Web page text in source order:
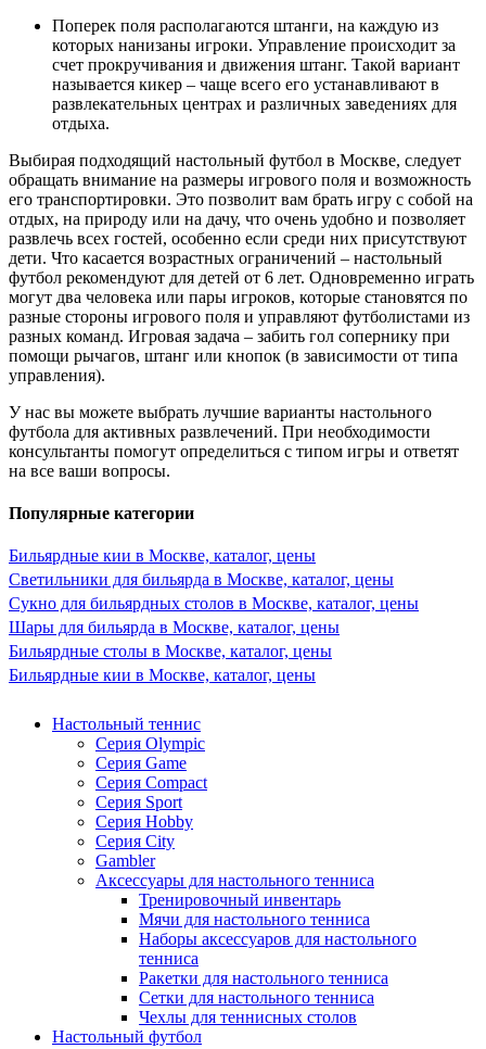
Поперек поля располагаются штанги, на каждую из
которых нанизаны игроки. Управление происходит за
счет прокручивания и движения штанг. Такой вариант
называется кикер – чаще всего его устанавливают в
развлекательных центрах и различных заведениях для
отдыха.
Выбирая подходящий настольный футбол в Москве, следует
обращать внимание на размеры игрового поля и возможность
его транспортировки. Это позволит вам брать игру с собой на
отдых, на природу или на дачу, что очень удобно и позволяет
развлечь всех гостей, особенно если среди них присутствуют
дети. Что касается возрастных ограничений – настольный
футбол рекомендуют для детей от 6 лет. Одновременно играть
могут два человека или пары игроков, которые становятся по
разные стороны игрового поля и управляют футболистами из
разных команд. Игровая задача – забить гол сопернику при
помощи рычагов, штанг или кнопок (в зависимости от типа
управления).
У нас вы можете выбрать лучшие варианты настольного
футбола для активных развлечений. При необходимости
консультанты помогут определиться с типом игры и ответят
на все ваши вопросы.
Популярные категории
Бильярдные кии в Москве, каталог, цены
Светильники для бильярда в Москве, каталог, цены
Сукно для бильярдных столов в Москве, каталог, цены
Шары для бильярда в Москве, каталог, цены
Бильярдные столы в Москве, каталог, цены
Бильярдные кии в Москве, каталог, цены
Настольный теннис
Серия Olympic
Серия Game
Серия Compact
Серия Sport
Серия Hobby
Серия City
Gambler
Аксессуары для настольного тенниса
Тренировочный инвентарь
Мячи для настольного тенниса
Наборы аксессуаров для настольного
тенниса
Ракетки для настольного тенниса
Сетки для настольного тенниса
Чехлы для теннисных столов
Настольный футбол